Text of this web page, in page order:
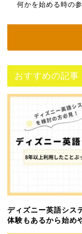
何かを始める時の
おすすめの記事
ディズニー英語シス
体験もあるから始め